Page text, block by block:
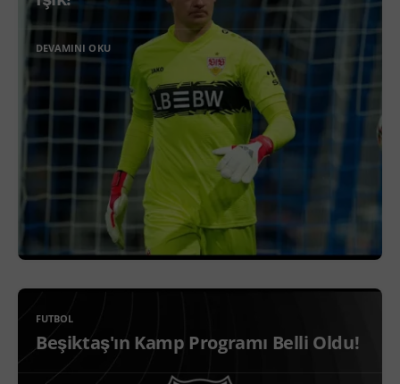
DEVAMINI OKU
FUTBOL
Beşiktaş'ın Kamp Programı Belli Oldu!